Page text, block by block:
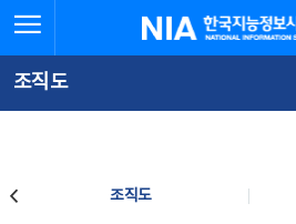
문
로
가
체
뉴
바
가
한국지능정보사회진흥원
조직도
조직도